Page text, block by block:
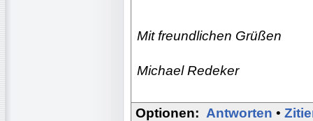
Mit freundlichen Grüßen
Michael Redeker
Optionen: Antworten •